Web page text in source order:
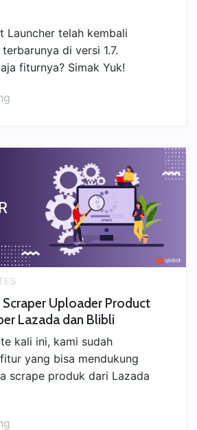
Launcher telah kembali
di versi 1.7.
fiturnya? Simak Yuk!
–
Terbaik”
Uploader Product
Lazada dan Blibli
kali ini, kami sudah
yang bisa mendukung
scrape produk dari Lazada